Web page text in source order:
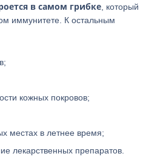
в самом грибке , который
иммунитете. К остальным
кожных покровов;
местах в летнее время;
лекарственных препаратов.